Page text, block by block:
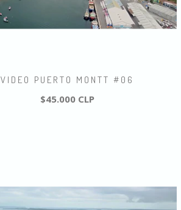
VIDEO PUERTO MONTT #06
$45.000 CLP